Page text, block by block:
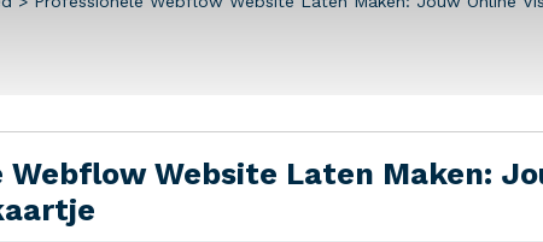
Webflow Website Laten Maken: